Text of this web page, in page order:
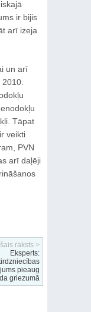
ir bijis
arī izeja
un arī
Tāpat
veikti
PVN
arī daļēji
raksts >
Eksperts:
pieaug
griezumā